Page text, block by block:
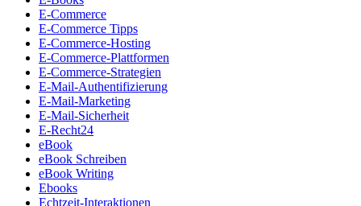
E-Commerce
E-Commerce Tipps
E-Commerce-Hosting
E-Commerce-Plattformen
E-Commerce-Strategien
E-Mail-Authentifizierung
E-Mail-Marketing
E-Mail-Sicherheit
E-Recht24
eBook
eBook Schreiben
eBook Writing
Ebooks
Echtzeit-Interaktionen